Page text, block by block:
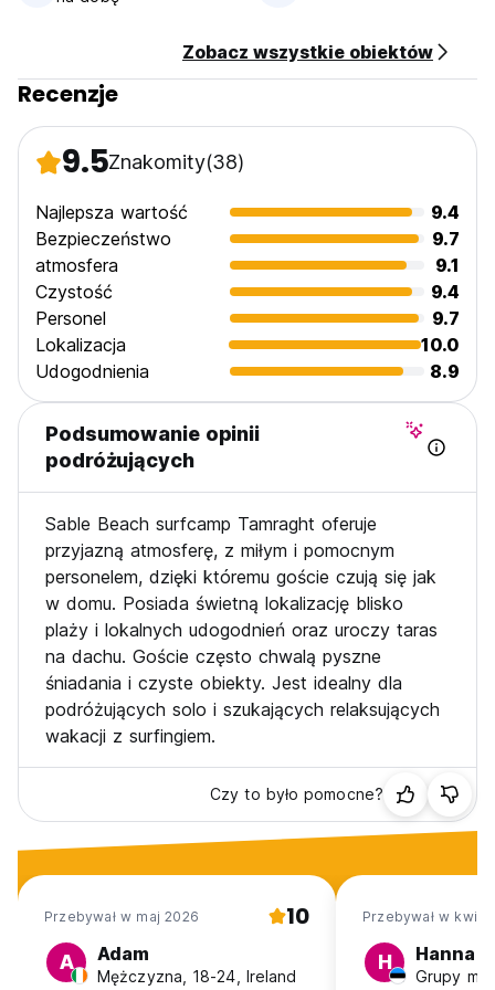
Payment upon arrival by cash only.
General:
24 hour Reception.
Zobacz wszystkie obiektów
Recenzje
9.5Znakomity(38)
Najlepsza wartość
9.4
Bezpieczeństwo
9.7
atmosfera
9.1
Czystość
9.4
Personel
9.7
Lokalizacja
10.0
Udogodnienia
8.9
Podsumowanie opinii
podróżujących
Sable Beach surfcamp Tamraght oferuje
przyjazną atmosferę, z miłym i pomocnym
personelem, dzięki któremu goście czują się jak
w domu. Posiada świetną lokalizację blisko
plaży i lokalnych udogodnień oraz uroczy taras
na dachu. Goście często chwalą pyszne
śniadania i czyste obiekty. Jest idealny dla
podróżujących solo i szukających relaksujących
wakacji z surfingiem.
Czy to było pomocne?
Przebywał w maj 2026 10
A Adam
Mężczyzna, 18-24, Ireland
Przebywał w kwi
H Hanna